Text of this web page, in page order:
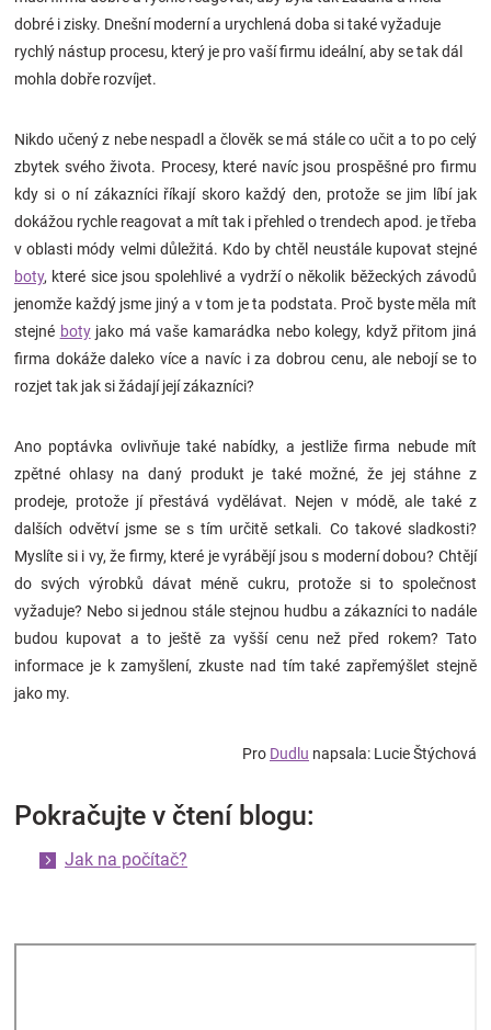
Přihlášení
dobré i zisky. Dnešní moderní a urychlená doba si také vyžaduje
rychlý nástup procesu, který je pro vaší firmu ideální, aby se tak dál
mohla dobře rozvíjet.
Nikdo učený z nebe nespadl a člověk se má stále co učit a to po celý
zbytek svého života. Procesy, které navíc jsou prospěšné pro firmu
kdy si o ní zákazníci říkají skoro každý den, protože se jim líbí jak
dokážou rychle reagovat a mít tak i přehled o trendech apod. je třeba
v oblasti módy velmi důležitá. Kdo by chtěl neustále kupovat stejné
boty, které sice jsou spolehlivé a vydrží o několik běžeckých závodů
jenomže každý jsme jiný a v tom je ta podstata. Proč byste měla mít
stejné botyjako má vaše kamarádka nebo kolegy, když přitom jiná
firma dokáže daleko více a navíc i za dobrou cenu, ale nebojí se to
rozjet tak jak si žádají její zákazníci?
Ano poptávka ovlivňuje také nabídky, a jestliže firma nebude mít
zpětné ohlasy na daný produkt je také možné, že jej stáhne z
prodeje, protože jí přestává vydělávat. Nejen v módě, ale také z
dalších odvětví jsme se s tím určitě setkali. Co takové sladkosti?
Myslíte si i vy, že firmy, které je vyrábějí jsou s moderní dobou? Chtějí
do svých výrobků dávat méně cukru, protože si to společnost
vyžaduje? Nebo si jednou stále stejnou hudbu a zákazníci to nadále
budou kupovat a to ještě za vyšší cenu než před rokem? Tato
informace je k zamyšlení, zkuste nad tím také zapřemýšlet stejně
jako my.
Pro Dudlu napsala: Lucie Štýchová
Pokračujte v čtení blogu:
Jak na počítač?